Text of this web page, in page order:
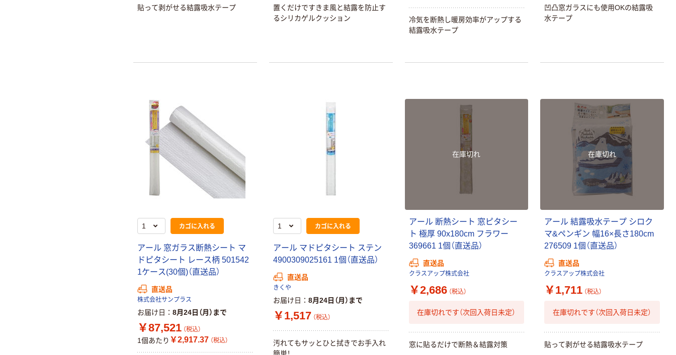
貼って剥がせる結露吸水テープ
置くだけですきま風と結露を防止す
るシリカゲルクッション
冷気を断熱し暖房効率がアップする
結露吸水テープ
凹凸窓ガラスにも使用OKの結露吸
水テープ
カゴに入れる
アール 窓ガラス断熱シート マ
ドピタシート レース柄 501542
1ケース(30個)（直送品）
直送品
株式会社サンプラス
お届け日 8月24日（月）まで
￥87,521 （税込）
1個あたり ￥2,917.37 （税込）
カゴに入れる
アール マドピタシート ステン
4900309025161 1個（直送品）
直送品
きくや
お届け日 8月24日（月）まで
￥1,517 （税込）
汚れてもサッとひと拭きでお手入れ
簡単！
在庫切れ
アール 断熱シート 窓ピタシー
ト 極厚 90x180cm フラワー
369661 1個（直送品）
直送品
クラスアップ株式会社
￥2,686 （税込）
在庫切れです（次回入荷日未定）
窓に貼るだけで断熱＆結露対策
在庫切れ
アール 結露吸水テープ シロク
マ&ペンギン 幅16×長さ180cm
276509 1個（直送品）
直送品
クラスアップ株式会社
￥1,711 （税込）
在庫切れです（次回入荷日未定）
貼って剥がせる結露吸水テープ